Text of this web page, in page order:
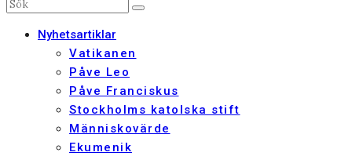
Nyhetsartiklar
Vatikanen
Påve Leo
Påve Franciskus
Stockholms katolska stift
Människovärde
Ekumenik